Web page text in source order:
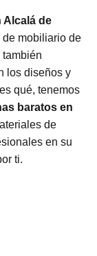
Alcalá de
de mobiliario de
también
los diseños y
qué, tenemos
baratos en
de
en su
ti.